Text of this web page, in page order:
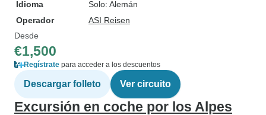
Idioma
Solo: Alemán
Operador
ASI Reisen
Desde
€1,500
Regístrate para acceder a los descuentos
Descargar folleto Ver circuito
Excursión en coche por los Alpes